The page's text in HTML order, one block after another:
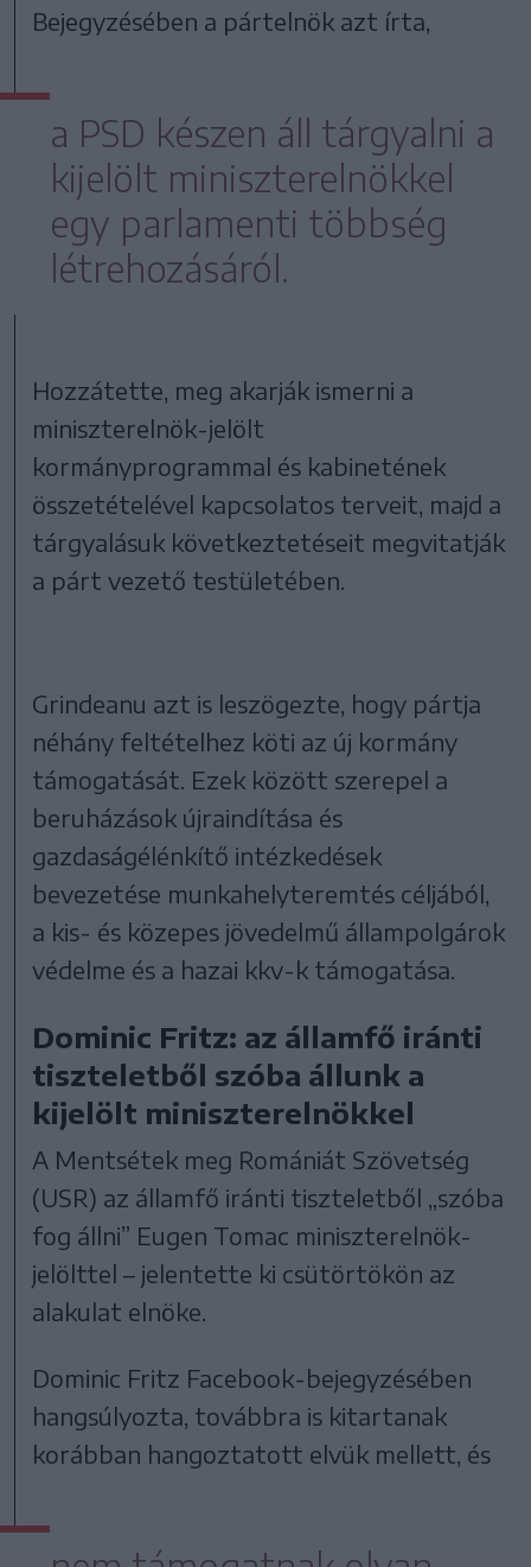
Bejegyzésében a pártelnök azt írta,
a PSD készen áll tárgyalni a
kijelölt miniszterelnökkel
egy parlamenti többség
létrehozásáról.
Hozzátette, meg akarják ismerni a
miniszterelnök-jelölt
kormányprogrammal és kabinetének
összetételével kapcsolatos terveit, majd a
tárgyalásuk következtetéseit megvitatják
a párt vezető testületében.
Grindeanu azt is leszögezte, hogy pártja
néhány feltételhez köti az új kormány
támogatását. Ezek között szerepel a
beruházások újraindítása és
gazdaságélénkítő intézkedések
bevezetése munkahelyteremtés céljából,
a kis- és közepes jövedelmű állampolgárok
védelme és a hazai kkv-k támogatása.
Dominic Fritz: az államfő iránti
tiszteletből szóba állunk a
kijelölt miniszterelnökkel
A Mentsétek meg Romániát Szövetség
(USR) az államfő iránti tiszteletből „szóba
fog állni” Eugen Tomac miniszterelnök-
jelölttel – jelentette ki csütörtökön az
alakulat elnöke.
Dominic Fritz Facebook-bejegyzésében
hangsúlyozta, továbbra is kitartanak
korábban hangoztatott elvük mellett, és